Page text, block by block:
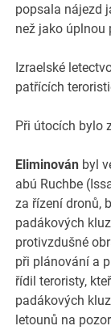
popsala nájezd
než jako úplnou
Izraelské
patřících
Při útocích bylo
Eliminován byl
abú Ruchbe
za řízení dronů,
padákových
protivzdušné
při plánování a
řídil teroristy,
padákových
letounů na